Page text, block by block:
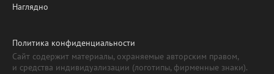
Наглядно
Политика конфиденциальности
Сайт содержит материалы, охраняемые авторским правом,
и средства индивидуализации (логотипы, фирменные знаки).